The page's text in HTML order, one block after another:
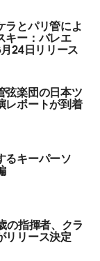
ラとパリ管によ
キー：バレエ
24日リリース
弦楽団の日本ツ
レポートが到着
るキーパーソ
の指揮者、クラ
リリース決定